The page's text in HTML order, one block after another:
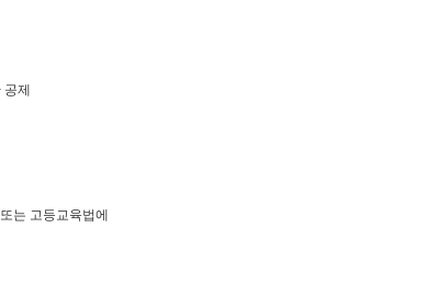
제
는 고등교육법에